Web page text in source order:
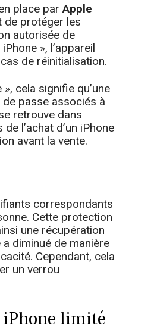
place parApple
de protéger les
autorisée de
», l’appareil
de réinitialisation.
cela signifie qu’une
de passe associés à
retrouve dans
l’achat d’un iPhone
avant la vente.
correspondants
Cette protection
une récupération
diminué de manière
Cependant, cela
un verrou
limité